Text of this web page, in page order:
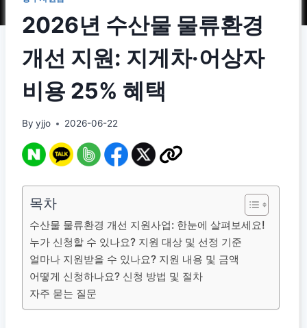
2026년 수산물 물류환경
개선 지원: 지게차·어상자
비용 25% 혜택
By yjjo 2026-06-22
목차
수산물 물류환경 개선 지원사업: 한눈에 살펴보세요!
누가 신청할 수 있나요? 지원 대상 및 선정 기준
얼마나 지원받을 수 있나요? 지원 내용 및 금액
어떻게 신청하나요? 신청 방법 및 절차
자주 묻는 질문